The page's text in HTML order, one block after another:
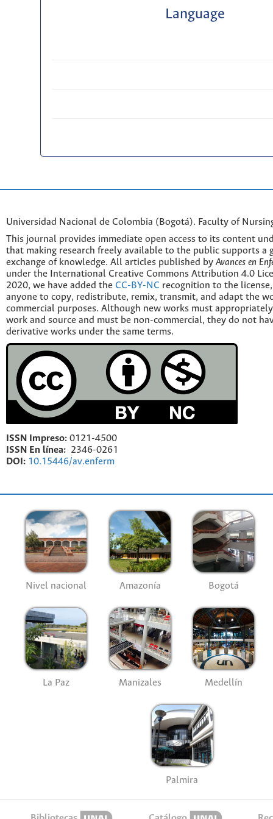
Language
Universidad Nacional de Colombia (Bogotá). Faculty of
This journal provides immediate open access to its content
that making research freely available to the public supports a
exchange of knowledge. All articles published by Avances en
under the International Creative Commons Attribution 4.0
2020, we have added the CC-BY-NC recognition to the
anyone to copy, redistribute, remix, transmit, and adapt the
commercial purposes. Although new works must
work and source and must be non-commercial, they do not
derivative works under the same terms.
ISSN Impreso: 0121-4500
ISSN En línea: 2346-0261
DOI: 10.15446/av.enferm
Nivel nacional Amazonía Bogotá
La Paz Manizales Medellín
Palmira